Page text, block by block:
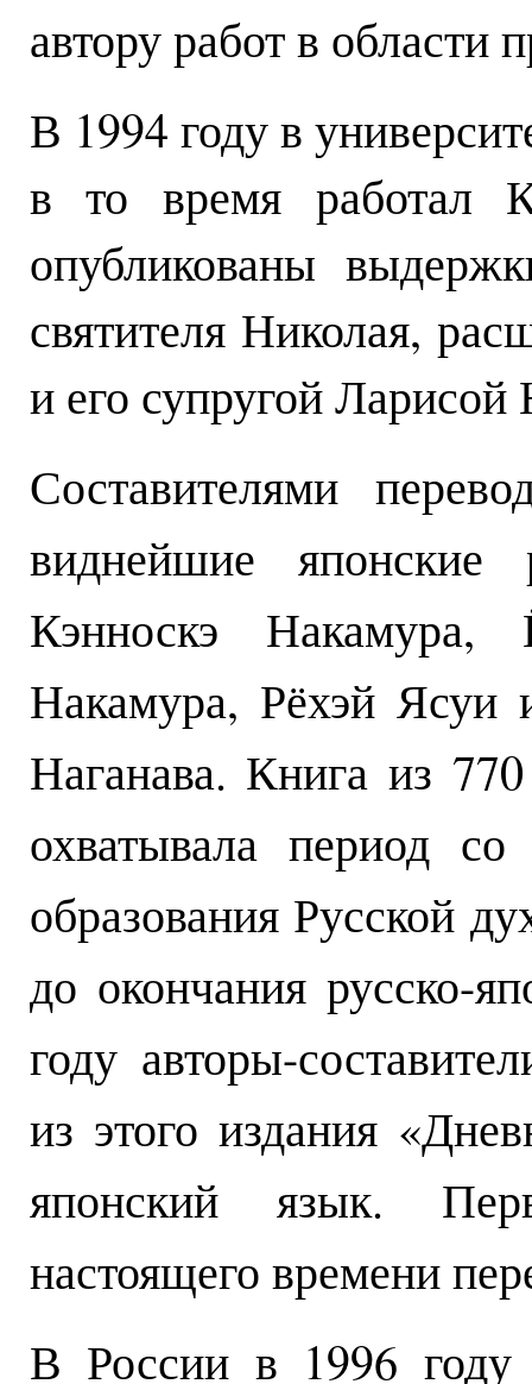
автору работ в области
В 1994 году в
в то время работал
опубликованы
святителя Николая,
и его супругой Ларисой
Составителями
виднейшие японские
Кэнноскэ Накамура,
Накамура, Рёхэй
Наганава. Книга из
охватывала период со
образования Русской
до окончания русско-
году авторы-
из этого издания
японский язык.
настоящего времени
В России в 1996 году